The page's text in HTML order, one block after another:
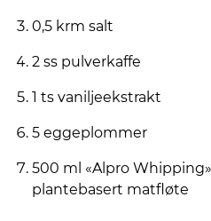
0,5 krm salt
2 ss pulverkaffe
1 ts vaniljeekstrakt
5 eggeplommer
500 ml «Alpro
plantebasert matfløte